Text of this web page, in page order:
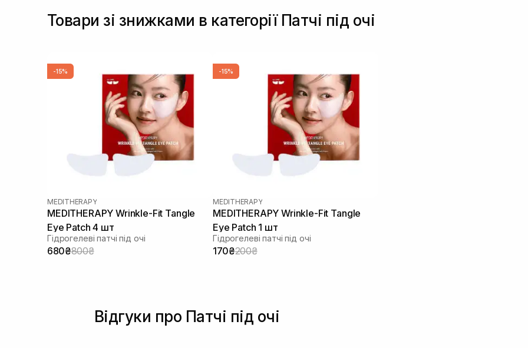
Товари зі знижками в категорії Патчі під очі
-15%
MEDITHERAPY
MEDITHERAPY Wrinkle-Fit Tangle
Eye Patch 4 шт
Гідрогелеві патчі під очі
680₴800₴
-15%
MEDITHERAPY
MEDITHERAPY Wrinkle-Fit Tangle
Eye Patch 1 шт
Гідрогелеві патчі під очі
170₴200₴
Відгуки про Патчі під очі